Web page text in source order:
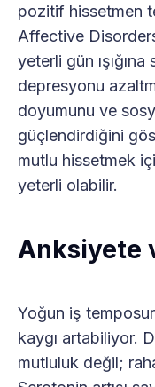
pozitif hissetmen
Affective
yeterli gün ışığına
depresyonu
doyumunu ve
güçlendirdiğini
mutlu hissetmek
yeterli olabilir.
Anksiyete
Yoğun iş
kaygı artabiliyor.
mutluluk değil;